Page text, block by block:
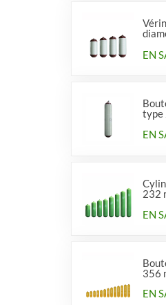
EN
type
EN
232
EN
356
EN